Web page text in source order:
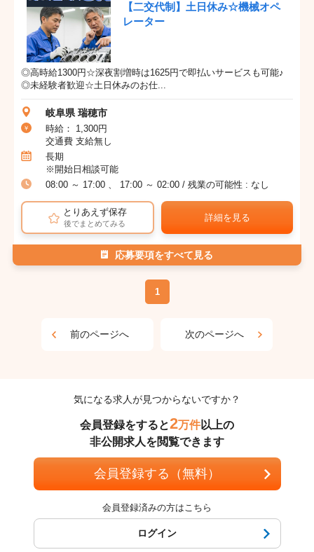
【二交代制】土日休み☆機械オペ
レーター
◎高時給1300円☆深夜割増時は1625円で即払いサービスも可能♪
◎未経験者歓迎☆土日休みのお仕...
岐阜県 瑞穂市
時給： 1,300円
交通費 支給無し
長期
※開始日相談可能
08:00 ～ 17:00 、 17:00 ～ 02:00 / 残業の可能性 : なし
とりあえず保存
後でまとめてみる
詳細を見る
応募要項をすべて見る
1
前のページへ 次のページへ
気になる求人が見つからないですか？
会員登録をすると2万件以上の
非公開求人を閲覧できます
会員登録する（無料）
会員登録済みの方はこちら
ログイン